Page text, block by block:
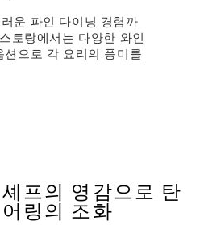
운 파인 다이닝 경험까
토랑에서는 다양한 와인
션으로 각 요리의 풍미를
프의 영감으로 탄
링의 조화